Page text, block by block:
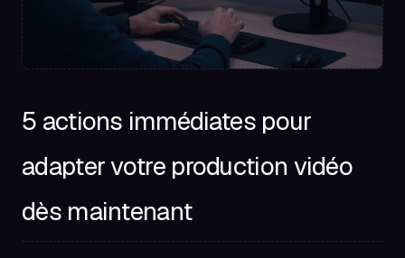
5 actions immédiates pour
adapter votre production vidéo
dès maintenant